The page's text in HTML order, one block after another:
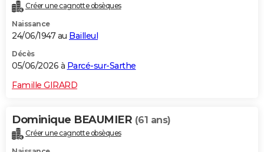
Créer une cagnotte obsèques
Naissance
24/06/1947 au Bailleul
Décès
05/06/2026 à Parcé-sur-Sarthe
Famille GIRARD
Dominique BEAUMIER (61 ans)
Créer une cagnotte obsèques